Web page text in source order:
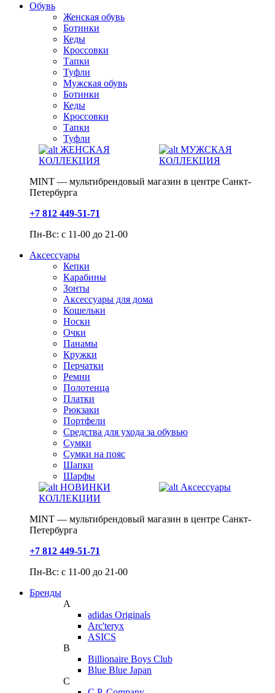
Обувь
Женская обувь
Ботинки
Кеды
Кроссовки
Тапки
Туфли
Мужская обувь
Ботинки
Кеды
Кроссовки
Тапки
Туфли
ЖЕНСКАЯ
КОЛЛЕКЦИЯ
МУЖСКАЯ
КОЛЛЕКЦИЯ
MINT — мультибрендовый магазин в центре Санкт-
Петербурга
+7 812 449-51-71
Пн-Вс: с 11-00 до 21-00
Аксессуары
Кепки
Карабины
Зонты
Аксессуары для дома
Кошельки
Носки
Очки
Панамы
Кружки
Перчатки
Ремни
Полотенца
Платки
Рюкзаки
Портфели
Средства для ухода за обувью
Сумки
Сумки на пояс
Шапки
Шарфы
НОВИНКИ
КОЛЛЕКЦИИ
Аксессуары
MINT — мультибрендовый магазин в центре Санкт-
Петербурга
+7 812 449-51-71
Пн-Вс: с 11-00 до 21-00
Бренды
A
adidas Originals
Arc'teryx
ASICS
B
Billionaire Boys Club
Blue Blue Japan
C